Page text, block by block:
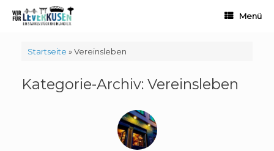
Inhalt
springen
Menü
Startseite »Vereinsleben
Kategorie-Archiv: Vereinsleben